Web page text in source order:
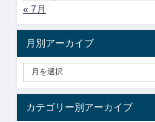
« 7月
月別アーカイブ
カテゴリー別アーカイブ